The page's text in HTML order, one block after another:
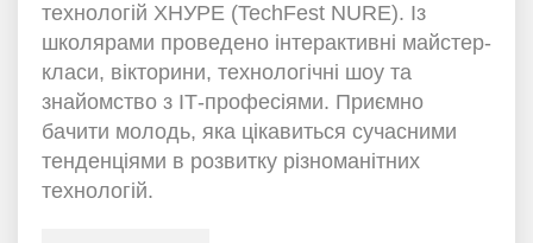
технологій ХНУРЕ (TechFest NURE). Із
школярами проведено інтерактивні майстер-
класи, вікторини, технологічні шоу та
знайомство з ІТ-професіями. Приємно
бачити молодь, яка цікавиться сучасними
тенденціями в розвитку різноманітних
технологій.